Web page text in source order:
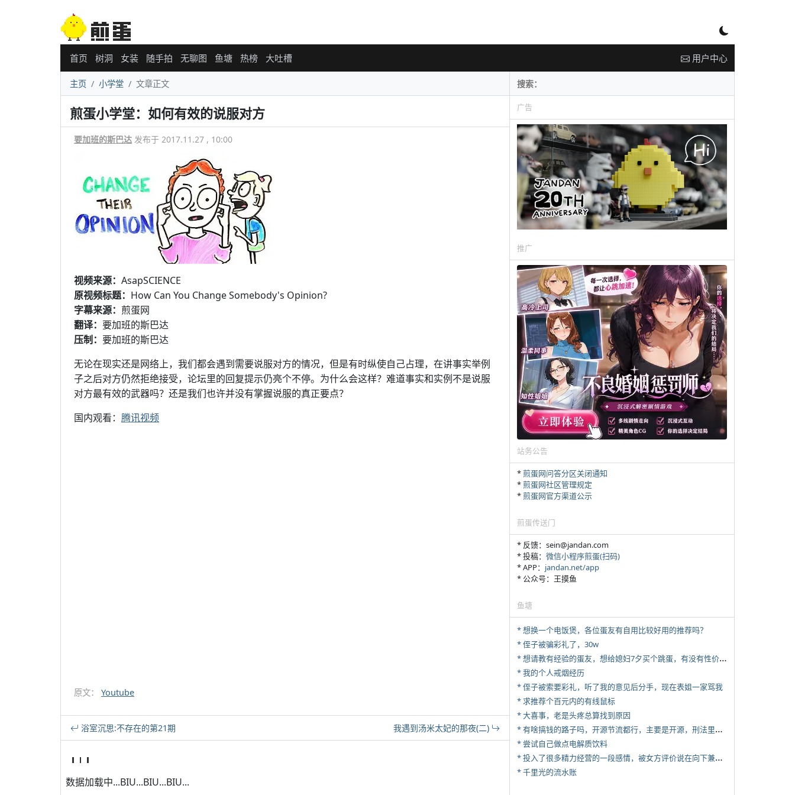
首页 树洞 女装 随手拍 无聊图 鱼塘 热榜 大吐槽 用户中心
主页 小学堂 文章正文
煎蛋小学堂：如何有效的说服对方
要加班的斯巴达 发布于 2017.11.27 , 10:00
视频来源： AsapSCIENCE
原视频标题： How Can You Change Somebody's Opinion?
字幕来源： 煎蛋网
翻译： 要加班的斯巴达
压制： 要加班的斯巴达
无论在现实还是网络上，我们都会遇到需要说服对方的情况，但是有时纵使自己占理，在讲事实举例
子之后对方仍然拒绝接受，论坛里的回复提示仍亮个不停。为什么会这样？难道事实和实例不是说服
对方最有效的武器吗？还是我们也许并没有掌握说服的真正要点？
国内观看： 腾讯视频
原文： Youtube
浴室沉思:不存在的第21期 我遇到汤米太妃的那夜(二)
数据加载中...BIU...BIU...BIU...
广告
推广
站务公告
*煎蛋网问答分区关闭通知
*煎蛋网社区管理规定
*煎蛋网官方渠道公示
煎蛋传送门
* 反馈：sein@jandan.com
* 投稿： 微信小程序煎蛋(扫码)
* APP： jandan.net/app
* 公众号：王摸鱼
鱼塘
* 想换一个电饭煲，各位蛋友有自用比较好用的推荐吗？
* 侄子被骗彩礼了，30w
*
想请教有经验的蛋友，想给媳妇7夕买个跳蛋，有没有性价比高的推荐
* 我的个人戒烟经历
* 侄子被索要彩礼，听了我的意见后分手，现在表姐一家骂我
* 求推荐个百元内的有线鼠标
* 大喜事，老是头疼总算找到原因
*
有啥搞钱的路子吗，开源节流都行，主要是开源，刑法里的咱不做
* 尝试自己做点电解质饮料
*
投入了很多精力经营的一段感情，被女方评价说在向下兼容我，感觉有点破防
* 千里光的流水账